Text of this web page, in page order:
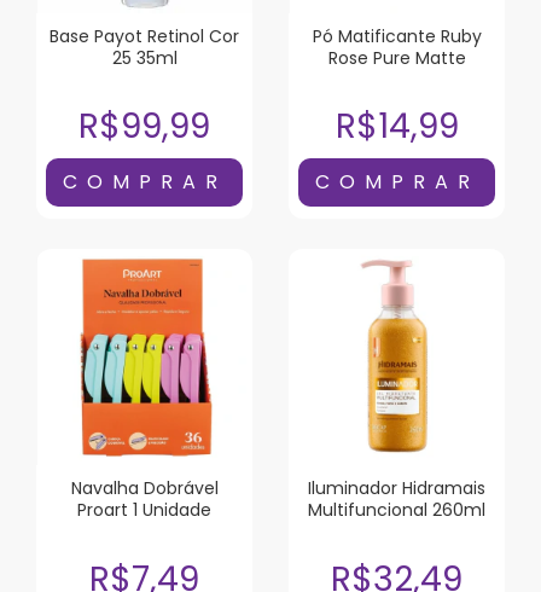
Base Payot Retinol Cor
25 35ml
R$99,99
Pó Matificante Ruby
Rose Pure Matte
R$14,99
Navalha Dobrável
Proart 1 Unidade
R$7,49
Iluminador Hidramais
Multifuncional 260ml
R$32,49